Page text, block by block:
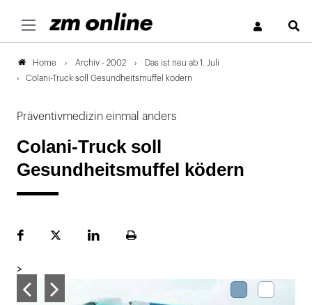
Home Archiv - 2002
Das ist neu ab 1. Juli
Colani-Truck soll Gesundheitsmuffel ködern
Präventivmedizin einmal anders
Colani-Truck soll
Gesundheitsmuffel ködern
FacebookPlattformLinekdInSeite
>